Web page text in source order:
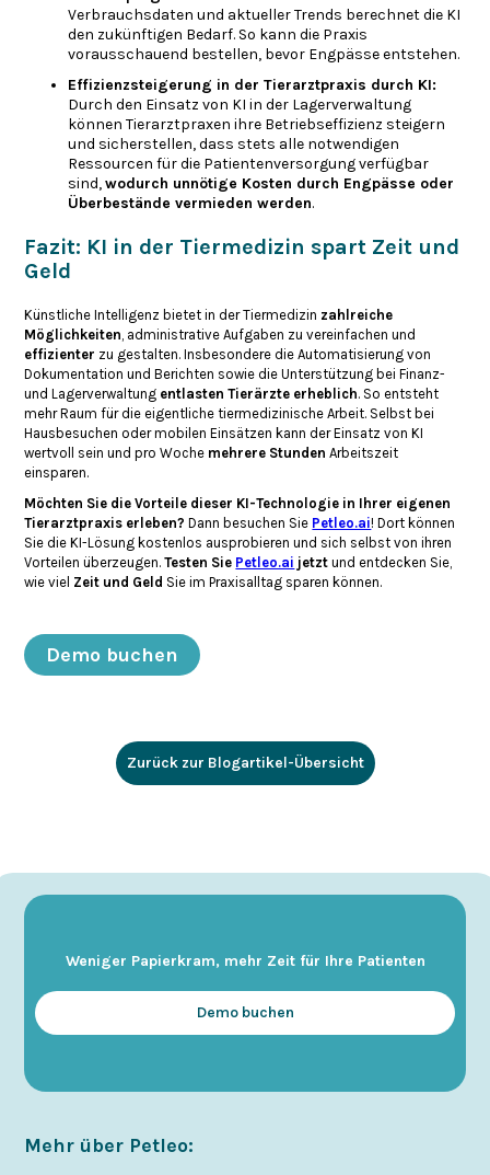
Verbrauchsdaten und aktueller Trends berechnet die KI
den zukünftigen Bedarf. So kann die Praxis
vorausschauend bestellen, bevor Engpässe entstehen.
Effizienzsteigerung in der Tierarztpraxis durch KI:
Durch den Einsatz von KI in der Lagerverwaltung
können Tierarztpraxen ihre Betriebseffizienz steigern
und sicherstellen, dass stets alle notwendigen
Ressourcen für die Patientenversorgung verfügbar
sind,wodurch unnötige Kosten durch Engpässe oder
Überbestände vermieden werden.
Fazit: KI in der Tiermedizin spart Zeit und
Geld
Künstliche Intelligenz bietet in der Tiermedizin zahlreiche
Möglichkeiten, administrative Aufgaben zu vereinfachen und
effizienter zu gestalten. Insbesondere die Automatisierung von
Dokumentation und Berichten sowie die Unterstützung bei Finanz-
und Lagerverwaltung entlasten Tierärzte erheblich. So entsteht
mehr Raum für die eigentliche tiermedizinische Arbeit. Selbst bei
Hausbesuchen oder mobilen Einsätzen kann der Einsatz von KI
wertvoll sein und pro Woche mehrere Stunden Arbeitszeit
einsparen.
Möchten Sie die Vorteile dieser KI-Technologie in Ihrer eigenen
Tierarztpraxis erleben? Dann besuchen Sie Petleo.ai! Dort können
Sie die KI-Lösung kostenlos ausprobieren und sich selbst von ihren
Vorteilen überzeugen.Testen Sie Petleo.ai jetzt und entdecken Sie,
wie viel Zeit und Geld Sie im Praxisalltag sparen können.
Demo buchen
Zurück zur Blogartikel-Übersicht
Weniger Papierkram, mehr Zeit für Ihre Patienten
Demo buchen
Mehr über Petleo: